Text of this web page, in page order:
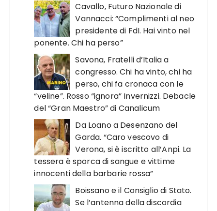
Cavallo, Futuro Nazionale di
Vannacci: “Complimenti al neo
presidente di FdI. Hai vinto nel
ponente. Chi ha perso”
Savona, Fratelli d’Italia a
congresso. Chi ha vinto, chi ha
perso, chi fa cronaca con le
“veline”. Rosso “ignora” Invernizzi. Debacle
del “Gran Maestro” di Canalicum
Da Loano a Desenzano del
Garda. “Caro vescovo di
Verona, si è iscritto all’Anpi. La
tessera è sporca di sangue e vittime
innocenti della barbarie rossa”
Boissano e il Consiglio di Stato.
Se l’antenna della discordia